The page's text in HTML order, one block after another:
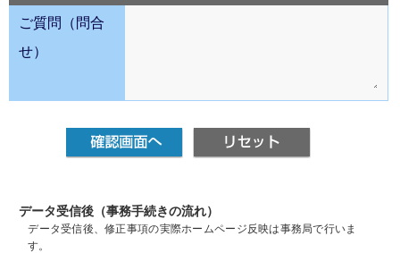
ご質問（問合
せ）
データ受信後（事務手続きの流れ）
データ受信後、修正事項の実際ホームページ反映は事務局で行いま
す。